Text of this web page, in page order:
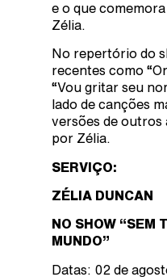
e o que
Zélia.
No repertório do
recentes como
“Vou gritar seu
lado de canções
versões de
por Zélia.
SERVIÇO:
ZÉLIA DUNCAN
NO SHOW “SEM
MUNDO”
Datas: 02 de